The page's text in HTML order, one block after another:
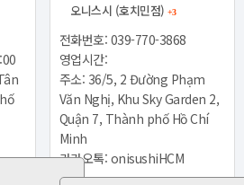
오니스시 (호치민점) +3
전화번호: 039-770-3868
영업시간:
주소: 36/5, 2 Đường Phạm
Văn Nghị, Khu Sky Garden 2,
Quận 7, Thành phố Hồ Chí
Minh
카카오톡: onisushiHCM